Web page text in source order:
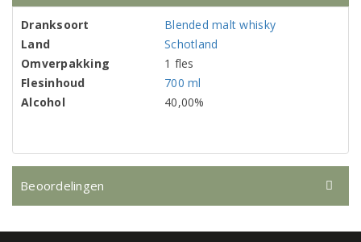
Dranksoort
Blended malt whisky
Land
Schotland
Omverpakking
1 fles
Flesinhoud
700 ml
Alcohol
40,00%
Beoordelingen